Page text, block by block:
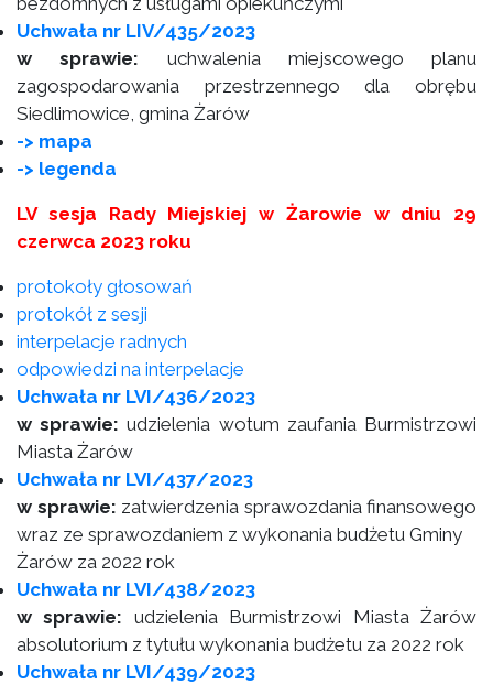
Uchwała nr LIV/435/2023
w sprawie: uchwalenia miejscowego planu
zagospodarowania przestrzennego dla obrębu
Siedlimowice, gmina Żarów
-> mapa
-> legenda
LV sesja Rady Miejskiej w Żarowie w dniu 29
czerwca 2023 roku
protokoły głosowań
protokół z sesji
interpelacje radnych
odpowiedzi na interpelacje
Uchwała nr LVI/436/2023
w sprawie: udzielenia wotum zaufania Burmistrzowi
Miasta Żarów
Uchwała nr LVI/437/2023
w sprawie: zatwierdzenia sprawozdania finansowego
wraz ze sprawozdaniem z wykonania budżetu Gminy
Żarów za 2022 rok
Uchwała nr LVI/438/2023
w sprawie: udzielenia Burmistrzowi Miasta Żarów
absolutorium z tytułu wykonania budżetu za 2022 rok
Uchwała nr LVI/439/2023